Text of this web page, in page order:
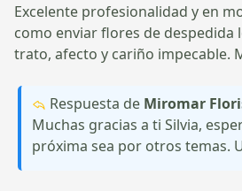
Excelente profesionalidad y en
como enviar flores de despedida
trato, afecto y cariño impecable.
Respuesta de Miromar
Muchas gracias a ti Silvia,
próxima sea por otros temas.